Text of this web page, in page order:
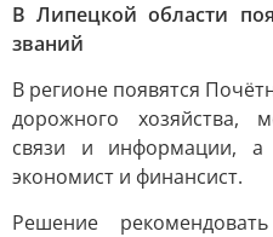
В Липецкой области
званий
В регионе появятся
дорожного хозяйства,
связи и информации, а
экономист и финансист.
Решение